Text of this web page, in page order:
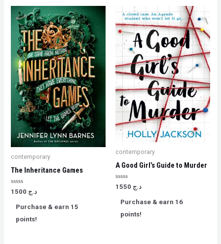
contemporary
The Inheritance Games
Rated
of
د.ج
Purchase & earn 15
points!
contemporary
A Good Girl’s Guide to Murder
Rated
0
د.ج
Purchase & earn 16
points!